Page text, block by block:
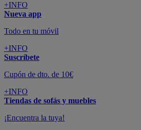
+INFO
Nueva app
Todo en tu móvil
+INFO
Suscríbete
Cupón de dto. de 10€
+INFO
Tiendas de sofás y muebles
¡Encuentra la tuya!